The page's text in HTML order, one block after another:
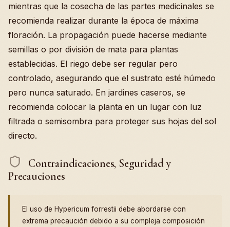
mientras que la cosecha de las partes medicinales se
recomienda realizar durante la época de máxima
floración. La propagación puede hacerse mediante
semillas o por división de mata para plantas
establecidas. El riego debe ser regular pero
controlado, asegurando que el sustrato esté húmedo
pero nunca saturado. En jardines caseros, se
recomienda colocar la planta en un lugar con luz
filtrada o semisombra para proteger sus hojas del sol
directo.
Contraindicaciones, Seguridad y
Precauciones
El uso de Hypericum forrestii debe abordarse con
extrema precaución debido a su compleja composición